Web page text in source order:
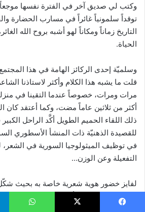
وكتب لي صديق آخر في الفترة نفسها
توقداً سلمونياً غائراً في مسارب الحضارة
التاريخ زماناً ومكاناً لهو أشبه بروح الله
الحياة.
وسلميّة إحدى الركائز الهامة في هذا
قلت ما يشبه هذا الكلام وأكثر لاستاذنا
مرات ومرات، خصوصاً عندما التقينا في
ذلك اللقاء الحميم الطويل أكَّد الراحل
للقصيدة الذهنيّة ذات المنشأ الأسطوري
في توظيف الميثولوجيا السورية في
التفعيلة وعن الوزن…
لفايز خضور هوية شعرية خاصة به بحيث
وإطلاق طاقاتها إلى أبعد مدى.